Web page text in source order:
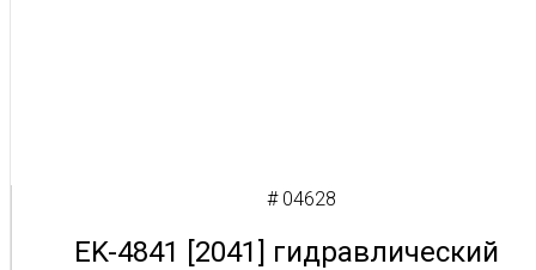
# 04628
EK-4841 [2041] гидравлический